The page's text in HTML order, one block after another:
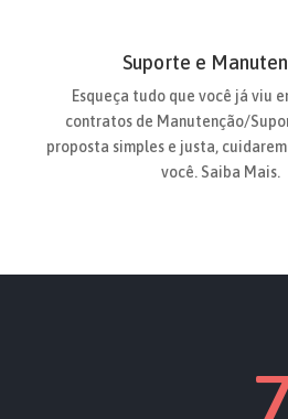
Suporte e
Esqueça tudo que você já viu
contratos de Manutenção/
proposta simples e justa,
você. Saiba Mais.